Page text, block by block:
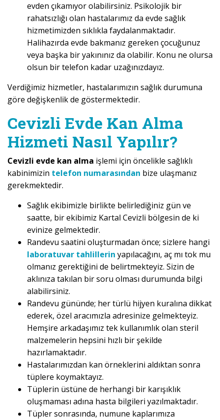
evden çıkamıyor olabilirsiniz. Psikolojik bir
rahatsızlığı olan hastalarımız da evde sağlık
hizmetimizden sıklıkla faydalanmaktadır.
Halihazırda evde bakmanız gereken çocuğunuz
veya başka bir yakınınız da olabilir. Konu ne olursa
olsun bir telefon kadar uzağınızdayız.
Verdiğimiz hizmetler, hastalarımızın sağlık durumuna
göre değişkenlik de göstermektedir.
Cevizli Evde Kan Alma
Hizmeti Nasıl Yapılır?
Cevizli evde kan alma işlemi için öncelikle sağlıklı
kabinimizin telefon numarasından bize ulaşmanız
gerekmektedir.
Sağlık ekibimizle birlikte belirlediğiniz gün ve
saatte, bir ekibimiz Kartal Cevizli bölgesin de ki
evinize gelmektedir.
Randevu saatini oluşturmadan önce; sizlere hangi
laboratuvar tahlillerin yapılacağını, aç mı tok mu
olmanız gerektiğini de belirtmekteyiz. Sizin de
aklınıza takılan bir soru olması durumunda bilgi
alabilirsiniz.
Randevu gününde; her türlü hijyen kuralına dikkat
ederek, özel aracımızla adresinize gelmekteyiz.
Hemşire arkadaşımız tek kullanımlık olan steril
malzemelerin hepsini hızlı bir şekilde
hazırlamaktadır.
Hastalarımızdan kan örneklerini aldıktan sonra
tüplere koymaktayız.
Tüplerin üstüne de herhangi bir karışıklık
oluşmaması adına hasta bilgileri yazılmaktadır.
Tüpler sonrasında, numune kaplarımıza